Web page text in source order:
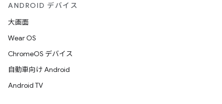
ANDROID デバイス
大画面
Wear OS
ChromeOS デバイス
自動車向け Android
Android TV